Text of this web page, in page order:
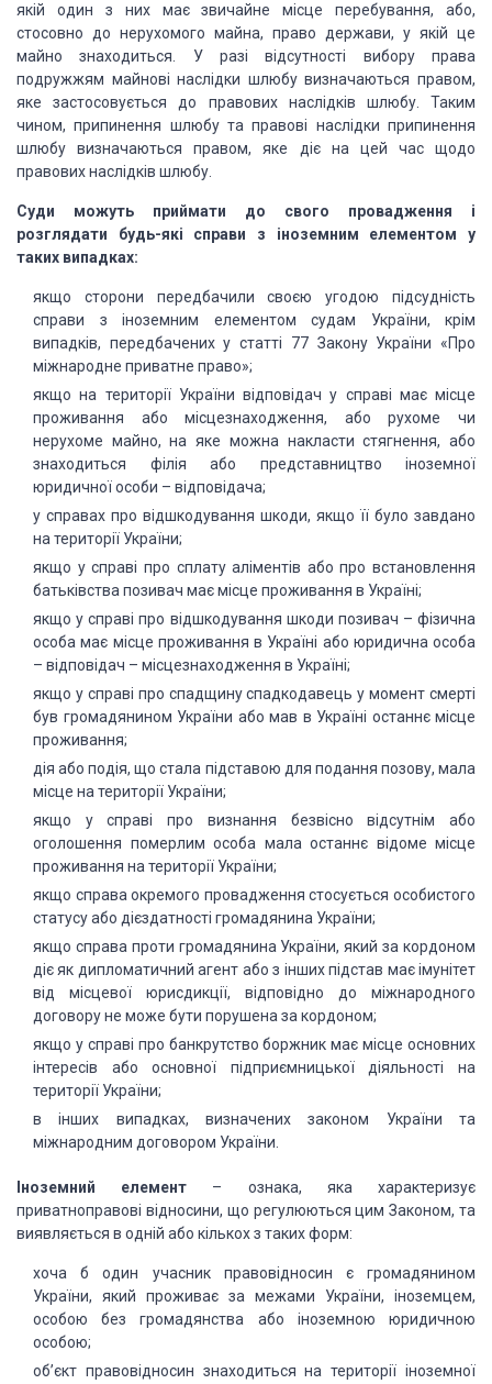
якій один з них має звичайне місце перебування, або,
стосовно до нерухомого майна, право держави, у якій це
майно знаходиться. У разі відсутності вибору права
подружжям майнові наслідки шлюбу визначаються правом,
яке застосовується до правових наслідків шлюбу. Таким
чином, припинення шлюбу та правові наслідки припинення
шлюбу визначаються правом, яке діє на цей час щодо
правових наслідків шлюбу.
Суди можуть приймати до свого провадження і
розглядати будь-які справи з іноземним елементом у
таких випадках:
якщо сторони передбачили своєю угодою підсудність
справи з іноземним елементом судам України, крім
випадків, передбачених у статті 77 Закону України «Про
міжнародне приватне право»;
якщо на території України відповідач у справі має місце
проживання або місцезнаходження, або рухоме чи
нерухоме майно, на яке можна накласти стягнення, або
знаходиться філія або представництво іноземної
юридичної особи – відповідача;
у справах про відшкодування шкоди, якщо її було завдано
на території України;
якщо у справі про сплату аліментів або про встановлення
батьківства позивач має місце проживання в Україні;
якщо у справі про відшкодування шкоди позивач – фізична
особа має місце проживання в Україні або юридична особа
– відповідач – місцезнаходження в Україні;
якщо у справі про спадщину спадкодавець у момент смерті
був громадянином України або мав в Україні останнє місце
проживання;
дія або подія, що стала підставою для подання позову, мала
місце на території України;
якщо у справі про визнання безвісно відсутнім або
оголошення померлим особа мала останнє відоме місце
проживання на території України;
якщо справа окремого провадження стосується особистого
статусу або дієздатності громадянина України;
якщо справа проти громадянина України, який за кордоном
діє як дипломатичний агент або з інших підстав має імунітет
від місцевої юрисдикції, відповідно до міжнародного
договору не може бути порушена за кордоном;
якщо у справі про банкрутство боржник має місце основних
інтересів або основної підприємницької діяльності на
території України;
в інших випадках, визначених законом України та
міжнародним договором України.
Іноземний елемент – ознака, яка характеризує
приватноправові відносини, що регулюються цим Законом, та
виявляється в одній або кількох з таких форм:
хоча б один учасник правовідносин є громадянином
України, який проживає за межами України, іноземцем,
особою без громадянства або іноземною юридичною
особою;
об’єкт правовідносин знаходиться на території іноземної